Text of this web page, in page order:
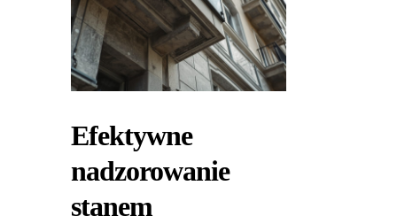
Efektywne
nadzorowanie
stanem